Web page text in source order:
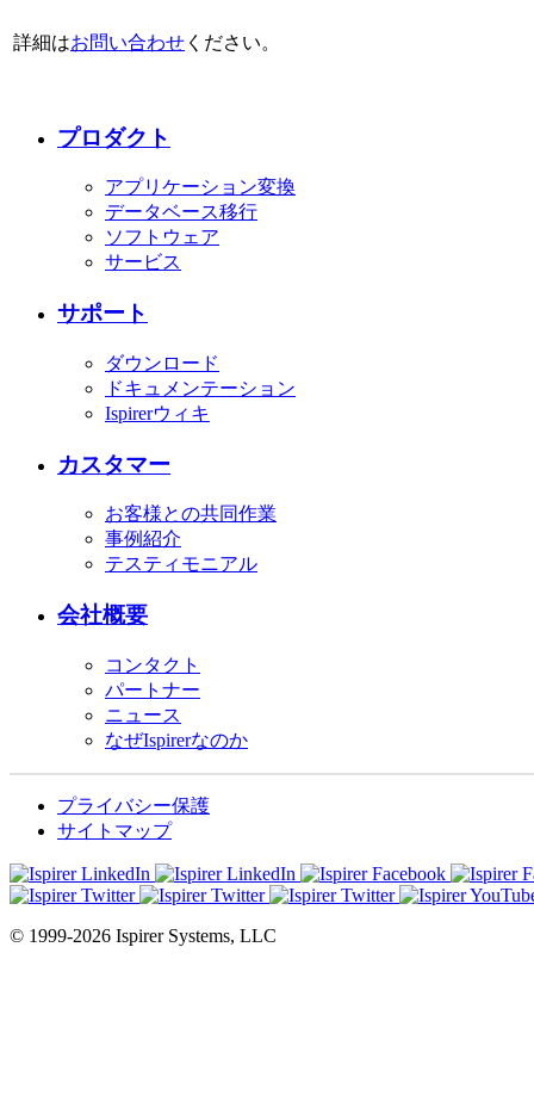
詳細はお問い合わせ ください。
プロダクト
アプリケーション変換
データベース移行
ソフトウェア
サービス
サポート
ダウンロード
ドキュメンテーション
Ispirerウィキ
カスタマー
お客様との共同作業
事例紹介
テスティモニアル
会社概要
コンタクト
パートナー
ニュース
なぜIspirerなのか
プライバシー保護
サイトマップ
© 1999-2026 Ispirer Systems, LLC